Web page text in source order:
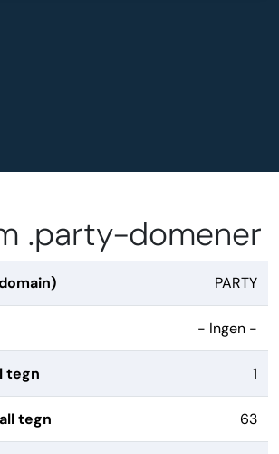
.party-domener
PARTY
- Ingen -
tegn 1
tegn 63